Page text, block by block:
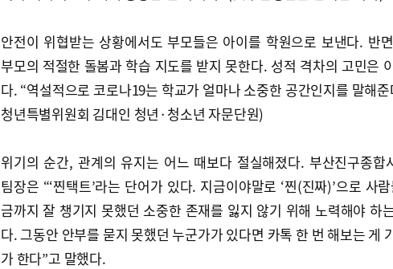
안전이 위협받는 상황에서도 부모들은 아이를 학원으로 보낸다. 반
부모의 적절한 돌봄과 학습 지도를 받지 못한다. 성적 격차의 고민은
다. “역설적으로 코로나19는 학교가 얼마나 소중한 공간인지를 말해
청년특별위원회 김대인 청년·청소년 자문단원)
위기의 순간, 관계의 유지는 어느 때보다 절실해졌다. 부산진구종합
팀장은 “‘찐택트’라는 단어가 있다. 지금이야말로 ‘찐(진짜)’으로 사
금까지 잘 챙기지 못했던 소중한 존재를 잃지 않기 위해 노력해야 하
다. 그동안 안부를 묻지 못했던 누군가가 있다면 카톡 한 번 해보는 게
가 한다”고 말했다.